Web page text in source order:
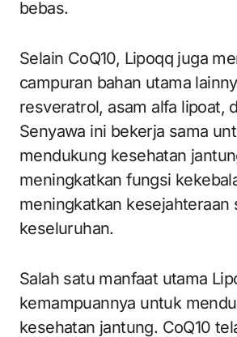
bebas.
Selain CoQ10, Lipoqq juga
campuran bahan utama
resveratrol, asam alfa lipoat,
Senyawa ini bekerja sama
mendukung kesehatan
meningkatkan fungsi
meningkatkan kesejahteraan
keseluruhan.
Salah satu manfaat utama
kemampuannya untuk
kesehatan jantung. CoQ10